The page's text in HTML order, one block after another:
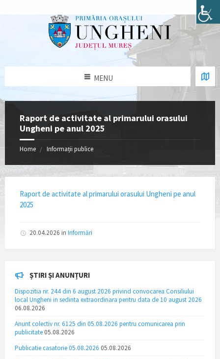
MENU
Raport de activitate al primarului orasului
Ungheni pe anul 2025
Home Informații publice
Raport de activitate al primarului orasului Ungheni pe anul
2025
20.04.2026 in Informări
ȘTIRI ȘI ANUNȚURI
Dispozitia nr. 244 din 6 august 2026 privind convocarea Consiliului
local Ungheni in sedinta extraordinara pentru data de 10 august 2026
06.08.2026
Anunt colectiv nr. 6125 din 05.08.2026 pentru comunicarea prin
publicitate 05.08.2026
Publicatie casatorie 05.08.2026 05.08.2026